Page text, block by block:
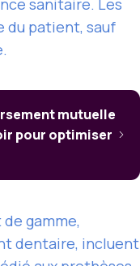
du patient, sauf
mutuelle
pour optimiser
de gamme,
dentaire, incluent